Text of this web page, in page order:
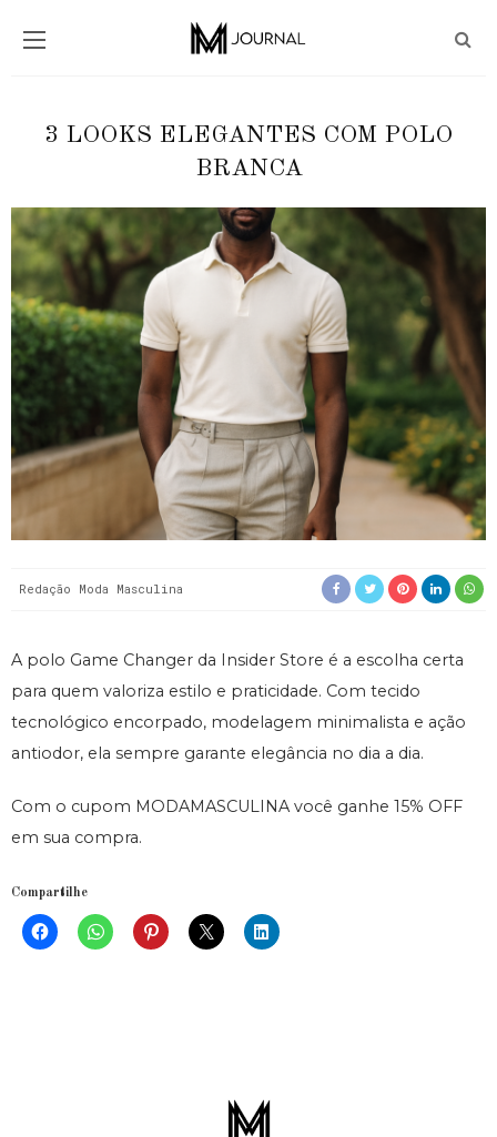
3 LOOKS ELEGANTES COM POLO
BRANCA
Redação Moda Masculina
A polo Game Changer da Insider Store é a escolha certa
para quem valoriza estilo e praticidade. Com tecido
tecnológico encorpado, modelagem minimalista e ação
antiodor, ela sempre garante elegância no dia a dia.
Com o cupom MODAMASCULINA você ganhe 15% OFF
em sua compra.
Compartilhe